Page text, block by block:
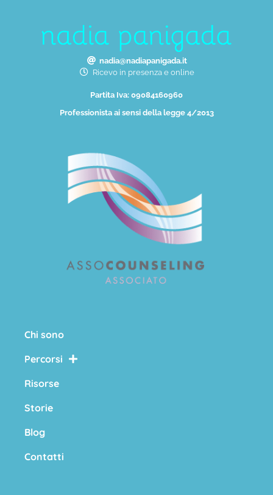
nadia@nadiapanigada.it
Ricevo in presenza e online
Partita Iva: 09084160960
Professionista ai sensi della legge 4/2013
Chi sono
Percorsi
Risorse
Storie
Blog
Contatti